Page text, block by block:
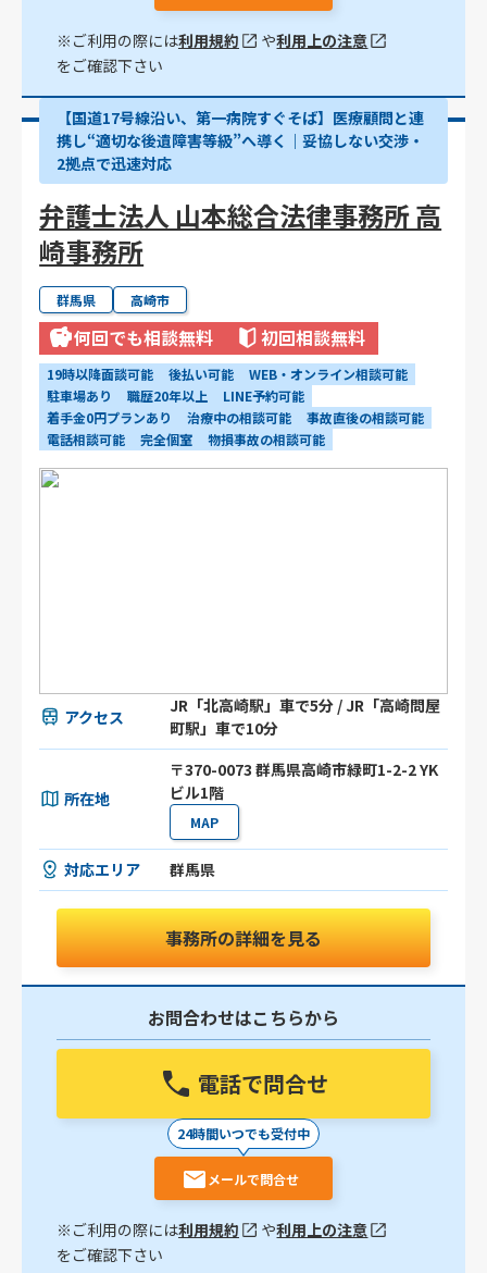
※ご利用の際には利用規約 や利用上の注意
をご確認下さい
【国道17号線沿い、第一病院すぐそば】医療顧問と連
携し“適切な後遺障害等級”へ導く｜妥協しない交渉・
2拠点で迅速対応
弁護士法人 山本総合法律事務所 高
崎事務所
群馬県 高崎市
何回でも相談無料 初回相談無料
19時以降面談可能 後払い可能
WEB・オンライン相談可能
駐車場あり
職歴20年以上
LINE予約可能
着手金0円プランあり
治療中の相談可能
事故直後の相談可能
電話相談可能
完全個室 物損事故の相談可能
アクセス
JR「北高崎駅」車で5分 / JR「高崎問屋
町駅」車で10分
所在地
〒370-0073 群馬県高崎市緑町1-2-2 YK
ビル1階
MAP
対応エリア 群馬県
事務所の詳細を見る
お問合わせはこちらから
電話で問合せ
24時間いつでも受付中
メールで問合せ
※ご利用の際には利用規約 や利用上の注意
をご確認下さい